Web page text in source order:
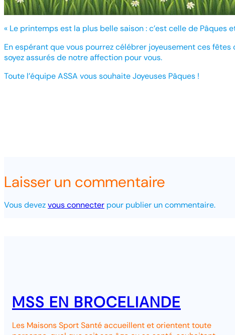
« Le printemps est la plus belle saison : c’est celle de Pâques
En espérant que vous pourrez célébrer joyeusement ces
soyez assurés de notre affection pour vous.
Toute l’équipe ASSA vous souhaite Joyeuses Pâques !
Laisser un commentaire
Vous devezvous connecter pour publier un commentaire.
MSS EN BROCELIANDE
Les Maisons Sport Santé accueillent et orientent toute